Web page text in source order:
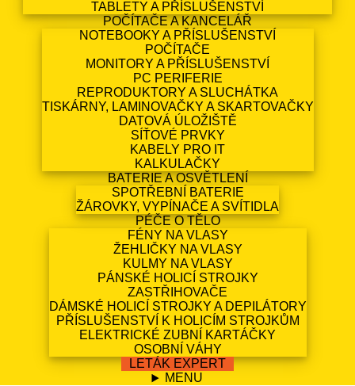
TABLETY A PŘÍSLUŠENSTVÍ
POČÍTAČE A KANCELÁŘ
NOTEBOOKY A PŘÍSLUŠENSTVÍ
POČÍTAČE
MONITORY A PŘÍSLUŠENSTVÍ
PC PERIFERIE
REPRODUKTORY A SLUCHÁTKA
TISKÁRNY, LAMINOVAČKY A SKARTOVAČKY
DATOVÁ ÚLOŽIŠTĚ
SÍŤOVÉ PRVKY
KABELY PRO IT
KALKULAČKY
BATERIE A OSVĚTLENÍ
SPOTŘEBNÍ BATERIE
ŽÁROVKY, VYPÍNAČE A SVÍTIDLA
PÉČE O TĚLO
FÉNY NA VLASY
ŽEHLIČKY NA VLASY
KULMY NA VLASY
PÁNSKÉ HOLICÍ STROJKY
ZASTŘIHOVAČE
DÁMSKÉ HOLICÍ STROJKY A DEPILÁTORY
PŘÍSLUŠENSTVÍ K HOLICÍM STROJKŮM
ELEKTRICKÉ ZUBNÍ KARTÁČKY
OSOBNÍ VÁHY
LETÁK EXPERT
MENU